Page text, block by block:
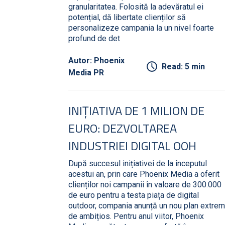
granularitatea. Folosită la adevăratul ei
potențial, dă libertate clienților să
personalizeze campania la un nivel foarte
profund de det
Autor: Phoenix
Media PR
Read: 5 min
INIȚIATIVA DE 1 MILION DE
EURO: DEZVOLTAREA
INDUSTRIEI DIGITAL OOH
După succesul inițiativei de la începutul
acestui an, prin care Phoenix Media a oferit
clienților noi campanii în valoare de 300.000
de euro pentru a testa piața de digital
outdoor, compania anunță un nou plan extrem
de ambițios. Pentru anul viitor, Phoenix